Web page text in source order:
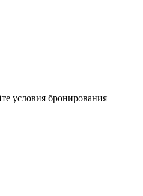
условия бронирования